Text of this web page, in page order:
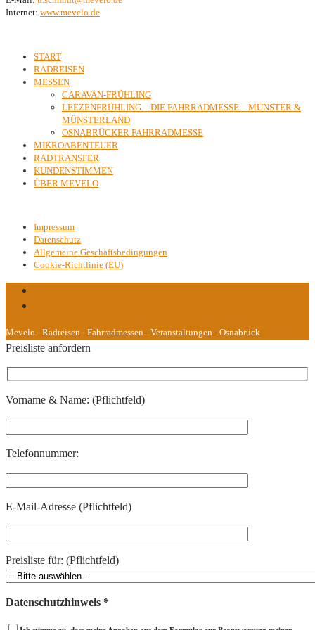
Internet: www.mevelo.de
START
RADREISEN
MESSEN
CARAVAN-FRÜHLING
LEEZENFRÜHLING – DIE FAHRRADMESSE – MÜNSTER &
MÜNSTERLAND
OSNABRÜCKER FAHRRADMESSE
MIKROABENTEUER
RADTRANSFER
KUNDENSTIMMEN
ÜBER MEVELO
Impressum
Datenschutz
Allgemeine Geschäftsbedingungen
Cookie-Richtlinie (EU)
Mevelo - Radreisen - Fahrradmessen - Veranstaltungen - Osnabrück
Preisliste anfordern
Vorname & Name: (Pflichtfeld)
Telefonnummer:
E-Mail-Adresse (Pflichtfeld)
Preisliste für: (Pflichtfeld)
Datenschutzhinweis *